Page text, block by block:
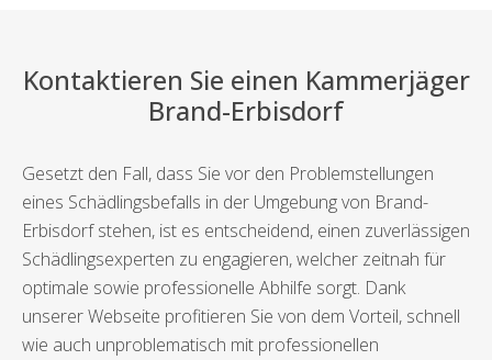
Kontaktieren Sie einen Kammerjäger
Brand-Erbisdorf
Gesetzt den Fall, dass Sie vor den Problemstellungen
eines Schädlingsbefalls in der Umgebung von Brand-
Erbisdorf stehen, ist es entscheidend, einen zuverlässigen
Schädlingsexperten zu engagieren, welcher zeitnah für
optimale sowie professionelle Abhilfe sorgt. Dank
unserer Webseite profitieren Sie von dem Vorteil, schnell
wie auch unproblematisch mit professionellen